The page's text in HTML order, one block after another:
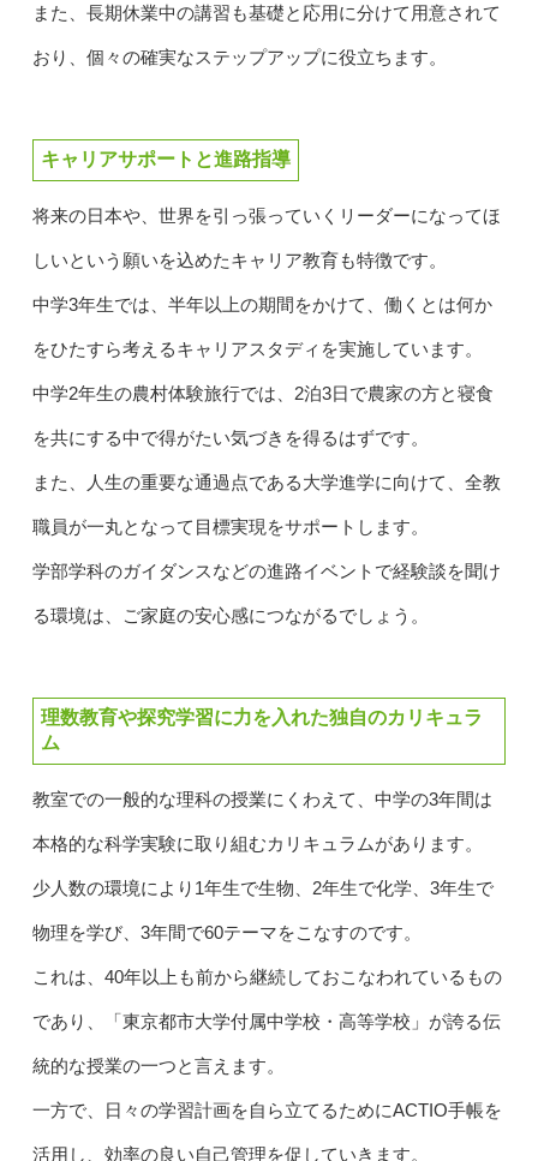
また、長期休業中の講習も基礎と応用に分けて用意されて
おり、個々の確実なステップアップに役立ちます。
キャリアサポートと進路指導
将来の日本や、世界を引っ張っていくリーダーになってほ
しいという願いを込めたキャリア教育も特徴です。
中学3年生では、半年以上の期間をかけて、働くとは何か
をひたすら考えるキャリアスタディを実施しています。
中学2年生の農村体験旅行では、2泊3日で農家の方と寝食
を共にする中で得がたい気づきを得るはずです。
また、人生の重要な通過点である大学進学に向けて、全教
職員が一丸となって目標実現をサポートします。
学部学科のガイダンスなどの進路イベントで経験談を聞け
る環境は、ご家庭の安心感につながるでしょう。
理数教育や探究学習に力を入れた独自のカリキュラ
ム
教室での一般的な理科の授業にくわえて、中学の3年間は
本格的な科学実験に取り組むカリキュラムがあります。
少人数の環境により1年生で生物、2年生で化学、3年生で
物理を学び、3年間で60テーマをこなすのです。
これは、40年以上も前から継続しておこなわれているもの
であり、「東京都市大学付属中学校・高等学校」が誇る伝
統的な授業の一つと言えます。
一方で、日々の学習計画を自ら立てるためにACTIO手帳を
活用し、効率の良い自己管理を促していきます。